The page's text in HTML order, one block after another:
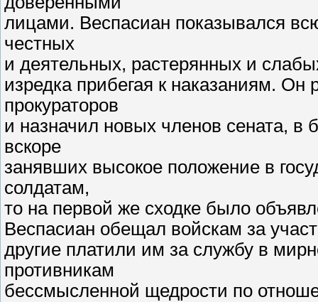
лицами. Веспасиан показывался
честных
и деятельных, растерянных и
изредка прибегая к наказаниям.
прокураторов
и назначил новых членов сената,
вскоре
занявших высокое положение в
солдатам,
то на первой же сходке было
Веспасиан обещал войскам за
другие платили им за службу в
противникам
бессмысленной щедрости по